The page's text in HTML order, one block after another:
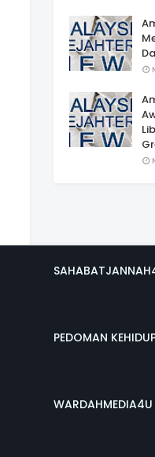
PEDOMAN
WARDAHMEDIA4U